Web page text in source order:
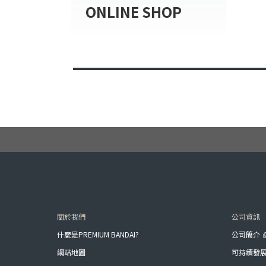
ONLINE SHOP
關於我們
什麼是PREMIUM BANDAI?
網站地圖
公司資訊
公司簡介
可持續發